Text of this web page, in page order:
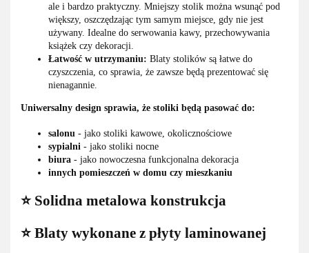
ale i bardzo praktyczny. Mniejszy stolik można wsunąć pod
większy, oszczędzając tym samym miejsce, gdy nie jest
używany. Idealne do serwowania kawy, przechowywania
książek czy dekoracji.
Łatwość w utrzymaniu: Blaty stolików są łatwe do
czyszczenia, co sprawia, że zawsze będą prezentować się
nienagannie.
Uniwersalny design sprawia, że stoliki będą pasować do:
salonu - jako stoliki kawowe, okolicznościowe
sypialni - jako stoliki nocne
biura - jako nowoczesna funkcjonalna dekoracja
innych pomieszczeń w domu czy mieszkaniu
⭐️ Solidna metalowa konstrukcja
⭐️ Blaty wykonane z płyty laminowanej